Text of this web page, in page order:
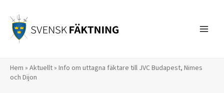
innehåll
Hem » Aktuellt» Info om uttagna fäktare till JVC Budapest, Nimes
och Dijon